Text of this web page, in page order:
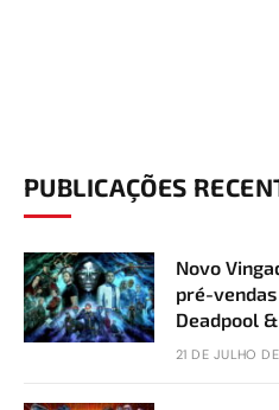
PUBLICAÇÕES
Novo
pré-
Deadpool
21 DE JULHO